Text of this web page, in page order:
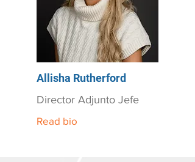
Allisha Rutherford
Director Adjunto Jefe
Read bio